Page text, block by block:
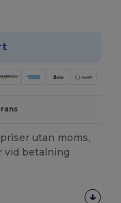
utan moms,
vid betalning